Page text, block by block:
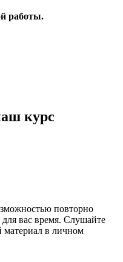
работы.
курс
повторно
для вас время. Слушайте
материал в личном